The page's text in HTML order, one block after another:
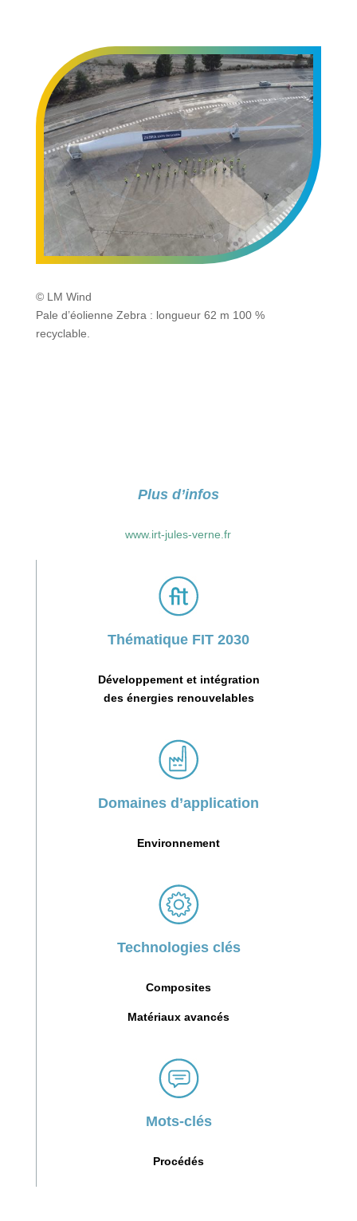
© LM Wind
Pale d’éolienne Zebra : longueur 62 m 100 %
recyclable.
Plus d’infos
www.irt-jules-verne.fr
Thématique FIT 2030
Développement et intégration
des énergies renouvelables
Domaines d’application
Environnement
Technologies clés
Composites
Matériaux avancés
Mots-clés
Procédés